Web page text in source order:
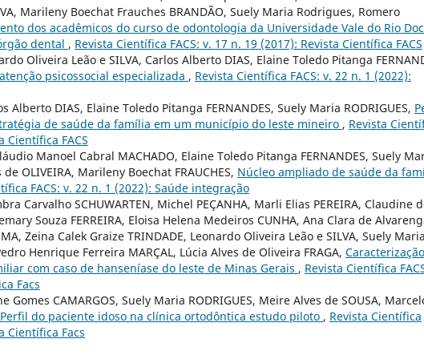
Marileny Boechat Frauches BRANDÃO, Suely Maria Rodrigues, Romero
dos acadêmicos do curso de odontologia da Universidade Vale do Rio
dental , Revista Científica FACS: v. 17 n. 19 (2017): Revista Científica FACS
Oliveira Leão e SILVA, Carlos Alberto DIAS, Elaine Toledo Pitanga
psicossocial especializada , Revista Científica FACS: v. 22 n. 1 (2022):
Alberto DIAS, Elaine Toledo Pitanga FERNANDES, Suely Maria RODRIGUES,
de saúde da família em um município do leste mineiro , Revista
Científica FACS
Manoel Cabral MACHADO, Elaine Toledo Pitanga FERNANDES, Suely
OLIVEIRA, Marileny Boechat FRAUCHES, Núcleo ampliado de saúde da
FACS: v. 22 n. 1 (2022): Saúde integração
Carvalho SCHUWARTEN, Michel PEÇANHA, Marli Elias PEREIRA, Claudine
Souza FERREIRA, Eloisa Helena Medeiros CUNHA, Ana Clara de
Zeina Calek Graize TRINDADE, Leonardo Oliveira Leão e SILVA, Suely Maria
Henrique Ferreira MARÇAL, Lúcia Alves de Oliveira FRAGA, Caracterização
com caso de hanseníase do leste de Minas Gerais , Revista Científica
Facs
Gomes CAMARGOS, Suely Maria RODRIGUES, Meire Alves de SOUSA,
Perfil do paciente idoso na clínica ortodôntica estudo piloto , Revista Científica
Científica Facs